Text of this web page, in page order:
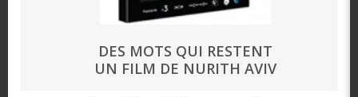
DES MOTS QUI RESTENT
UN FILM DE NURITH AVIV